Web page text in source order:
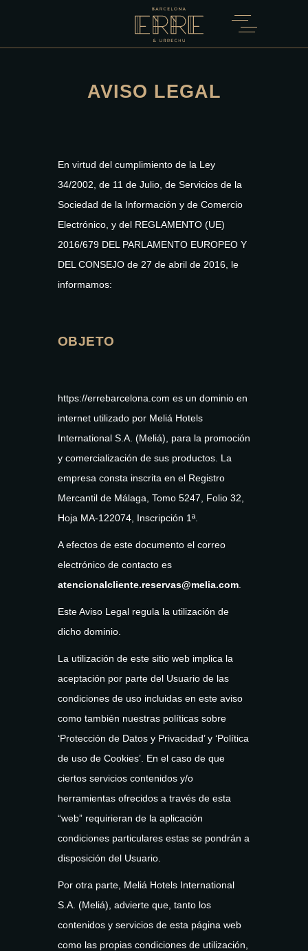
AVISO LEGAL
En virtud del cumplimiento de la Ley
34/2002, de 11 de Julio, de Servicios de la
Sociedad de la Información y de Comercio
Electrónico, y del REGLAMENTO (UE)
2016/679 DEL PARLAMENTO EUROPEO Y
DEL CONSEJO de 27 de abril de 2016, le
informamos:
OBJETO
https://errebarcelona.com es un dominio en
internet utilizado por Meliá Hotels
International S.A. (Meliá), para la promoción
y comercialización de sus productos. La
empresa consta inscrita en el Registro
Mercantil de Málaga, Tomo 5247, Folio 32,
Hoja MA-122074, Inscripción 1ª.
A efectos de este documento el correo
electrónico de contacto es
atencionalcliente.reservas@melia.com
Este Aviso Legal regula la utilización de
dicho dominio.
La utilización de este sitio web implica la
aceptación por parte del Usuario de las
condiciones de uso incluidas en este aviso
como también nuestras políticas sobre
‘Protección de Datos y Privacidad’ y ‘Política
de uso de Cookies’. En el caso de que
ciertos servicios contenidos y/o
herramientas ofrecidos a través de esta
“web” requirieran de la aplicación
condiciones particulares estas se pondrán a
disposición del Usuario.
Por otra parte, Meliá Hotels International
S.A. (Meliá), advierte que, tanto los
contenidos y servicios de esta página web
como las propias condiciones de utilización,